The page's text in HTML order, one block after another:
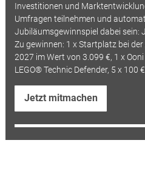
Investitionen und
Umfragen teilnehmen und
Jubiläumsgewinnspiel dabei sein:
Zu gewinnen: 1 x Startplatz bei der
2027 im Wert von 3.099 €, 1 x
LEGO® Technic Defender, 5 x 100
Jetzt mitmachen